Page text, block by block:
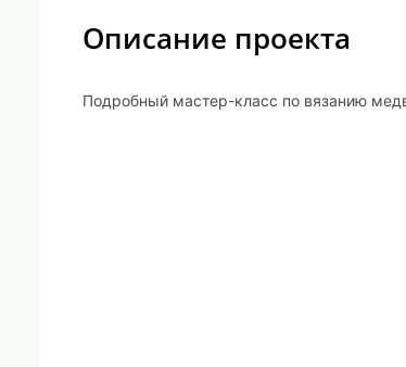
Описание проекта
Подробный мастер-класс по вязанию